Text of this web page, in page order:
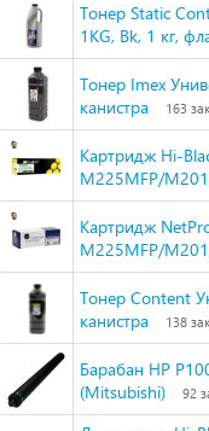
Тонер Static
1KG, Bk, 1 кг,
Тонер Imex
канистра
163
Картридж Hi-
M225MFP/
Картридж
M225MFP/
Тонер Content
канистра
138
Барабан HP
(Mitsubishi)
92